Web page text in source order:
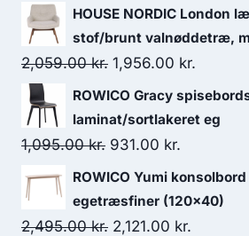
HOUSE NORDIC London
stof/brunt valnøddetræ,
2,059.00kr. 1,956.00 kr.
ROWICO Gracy
laminat/sortlakeret eg
1,095.00kr. 931.00 kr.
ROWICO Yumi
egetræsfiner (120x40)
2,495.00kr. 2,121.00 kr.